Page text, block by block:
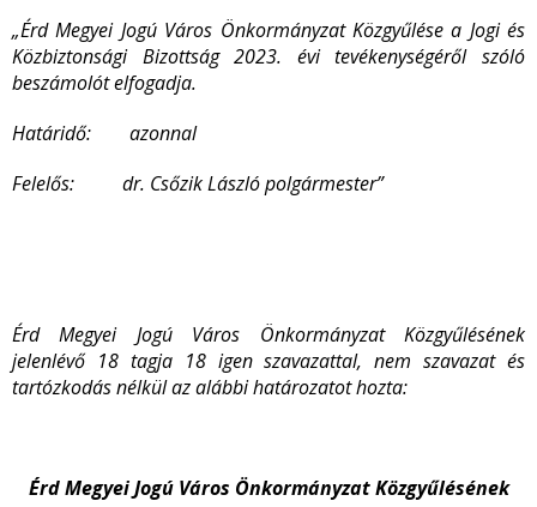
„Érd Megyei Jogú Város Önkormányzat Közgyűlése a Jogi és
Közbiztonsági Bizottság 2023. évi tevékenységéről szóló
beszámolót elfogadja.
Határidő: azonnal
Felelős: dr. Csőzik László polgármester”
Érd Megyei Jogú Város Önkormányzat Közgyűlésének
jelenlévő 18 tagja 18 igen szavazattal, nem szavazat és
tartózkodás nélkül az alábbi határozatot hozta:
Érd Megyei Jogú Város Önkormányzat Közgyűlésének